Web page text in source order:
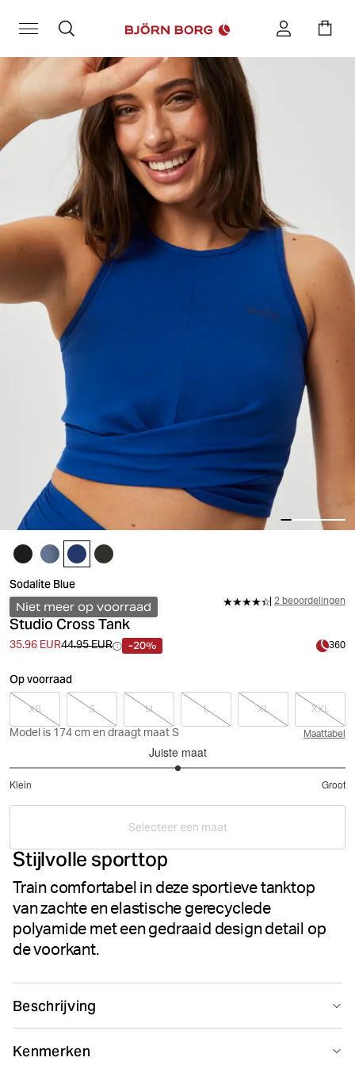
Sodalite Blue
Niet meer op voorraad
Studio Cross Tank
2 beoordelingen
35.96 EUR44.95 EUR -20% 360
Op voorraad
XS S M L XL XXL
Model is 174 cm en draagt maat S Maattabel
Juiste maat
Klein Groot
uit
5
stemmen
Selecteer een maat
Stijlvolle sporttop
Train comfortabel in deze sportieve tanktop
van zachte en elastische gerecyclede
polyamide met een gedraaid design detail op
de voorkant.
Beschrijving
gemaakt van zachte en elastische gerecyclede
Kenmerken